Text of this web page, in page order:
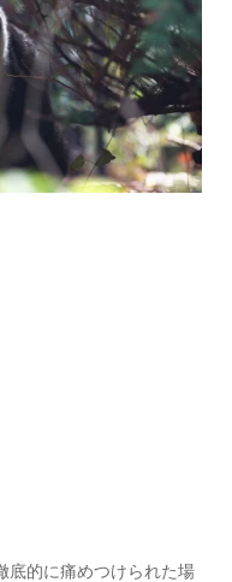
底的に痛めつけられた場